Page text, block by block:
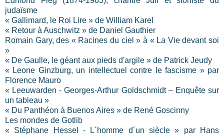
judaïsme
« Gallimard, le Roi Lire » de William Karel
« Retour à Auschwitz » de Daniel Gauthier
Romain Gary, des « Racines du ciel » à « La Vie devant soi
»
« De Gaulle, le géant aux pieds d'argile » de Patrick Jeudy
« Leone Ginzburg, un intellectuel contre le fascisme » par
Florence Mauro
« Leeuwarden - Georges-Arthur Goldschmidt – Enquête sur
un tableau »
« Du Panthéon à Buenos Aires » de René Goscinny
Les mondes de Gotlib
« Stéphane Hessel - L´homme d´un siècle » par Hans